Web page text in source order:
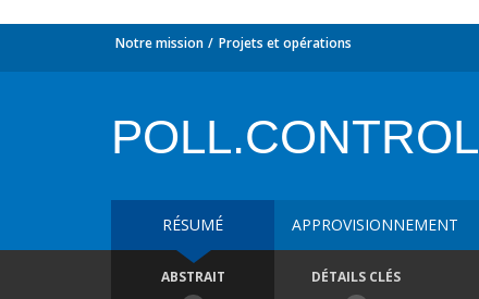
Notre mission Projets et opérations
POLL.CONTROL
RÉSUMÉ APPROVISIONNEMENT
ABSTRAIT DÉTAILS CLÉS